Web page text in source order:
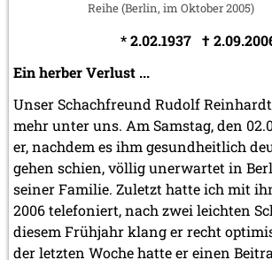
Reihe (Berlin, im Oktober 2005)
* 2.02.1937 †
Ein herber Verlust ...
Unser Schachfreund Rudolf
mehr unter uns. Am Samstag, den
er, nachdem es ihm gesundheitlich
gehen schien, völlig unerwartet in
seiner Familie. Zuletzt hatte ich mit
2006 telefoniert, nach zwei leichten
diesem Frühjahr klang er recht
der letzten Woche hatte er einen